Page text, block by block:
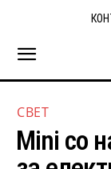
СВЕТ
Mini со